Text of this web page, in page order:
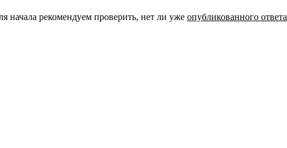
начала рекомендуем проверить, нет ли уже опубликованного ответа